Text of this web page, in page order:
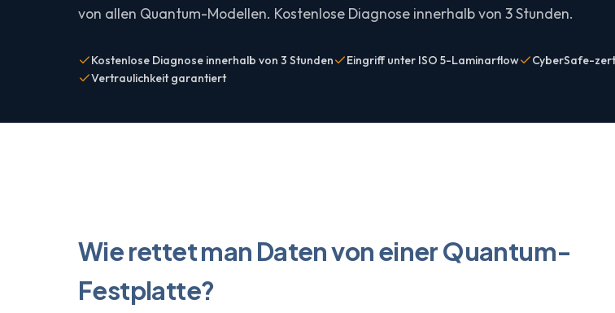
von allen Quantum-Modellen. Kostenlose Diagnose innerhalb von 3 Stunden.
Kostenlose Diagnose innerhalb von 3 Stunden Eingriff unter ISO 5-Laminarflow
CyberSafe-
Vertraulichkeit garantiert
Wie rettet man Daten von einer Quantum-
Festplatte?